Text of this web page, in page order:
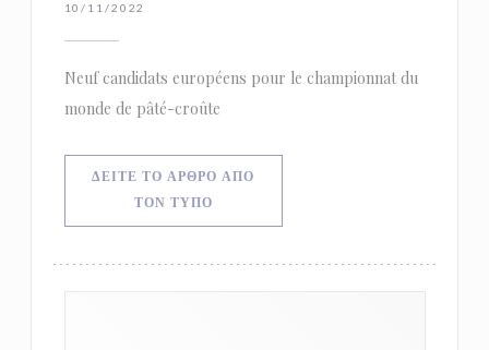
10/11/2022
Neuf candidats européens pour le championnat du
monde de pâté-croûte
ΔΕΊΤΕ ΤΟ ΆΡΘΡΟ ΑΠΌ
ΤΟΝ ΤΎΠΟ((ΑΝΟΊΓΕΙ ΣΕ ΝΈΟ ΠΑΡΆΘΥΡΟ))